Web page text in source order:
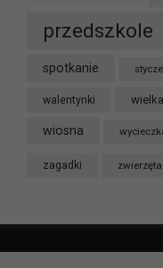
przedszkole
spotkanie
walentynki
wiosna
zagadki zwierzęta